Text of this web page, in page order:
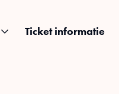
Ticket informatie